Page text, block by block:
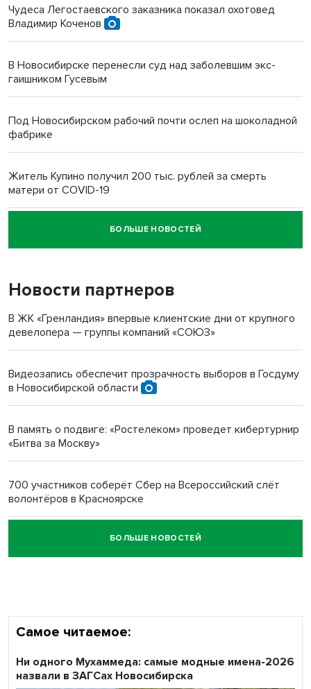
Чудеса Легостаевского заказника показал охотовед
Владимир Коченов
В Новосибирске перенесли суд над заболевшим экс-
гаишником Гусевым
Под Новосибирском рабочий почти ослеп на шоколадной
фабрике
Житель Купино получил 200 тыс. рублей за смерть
матери от COVID-19
Новосибирский суд наказал водителя за смерть
пенсионерки на вокзале
«Мы живём на пастбище!»: в новосибирском селе лошади
терроризируют жителей
Инвалид получил условный срок за избиение врачей
Новосибирский преподаватель с женой вошли в топ-16
Обновлённое отделение ВТБ открылось в Искитиме
БОЛЬШЕ НОВОСТЕЙ
Новости партнеров
В ЖК «Гренландия» впервые клиентские дни от крупного
девелопера — группы компаний «СОЮЗ»
Видеозапись обеспечит прозрачность выборов в Госдуму
в Новосибирской области
В память о подвиге: «Ростелеком» проведет кибертурнир
«Битва за Москву»
700 участников соберёт Сбер на Всероссийский слёт
волонтёров в Красноярске
Честный выбор: видеонаблюдение обеспечит
объективность результатов ЕДГ в Новосибирской
БОЛЬШЕ НОВОСТЕЙ
Самое читаемое:
Ни одного Мухаммеда: самые модные имена-2026
назвали в ЗАГСах Новосибирска